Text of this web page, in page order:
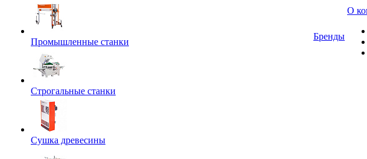
Промышленные станки
Строгальные станки
Сушка древесины
Бренды
O